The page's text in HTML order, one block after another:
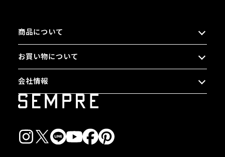
商品について
お買い物について
会社情報